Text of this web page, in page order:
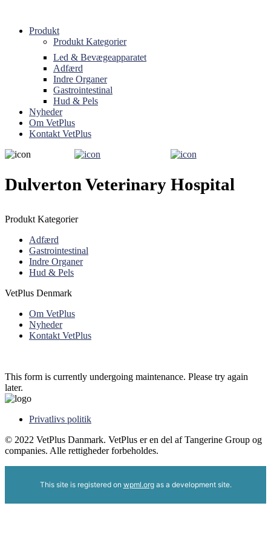
Produkt
Produkt Kategorier
Led & Bevægeapparatet
Adfærd
Indre Organer
Gastrointestinal
Hud & Pels
Nyheder
Om VetPlus
Kontakt VetPlus
Dulverton Veterinary Hospital
Produkt Kategorier
Adfærd
Gastrointestinal
Indre Organer
Hud & Pels
VetPlus Denmark
Om VetPlus
Nyheder
Kontakt VetPlus
This form is currently undergoing maintenance. Please try again
later.
Privatlivs politik
© 2022 VetPlus Danmark. VetPlus er en del af Tangerine Group og
companies. Alle rettigheder forbeholdes.
This site is registered on wpml.orgas a development site.